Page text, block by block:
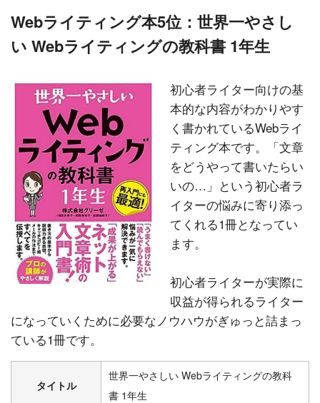
Webライティング本5位：世界一やさし
い Webライティングの教科書 1年生
初心者ライター向けの基
本的な内容がわかりやす
く書かれているWebライ
ティング本です。「文章
をどうやって書いたらい
いの…」という初心者ラ
イターの悩みに寄り添っ
てくれる1冊となってい
ます。
初心者ライターが実際に
収益が得られるライター
になっていくために必要なノウハウがぎゅっと詰まっ
ている1冊です。
タイトル
世界一やさしい Webライティングの教科
書 1年生